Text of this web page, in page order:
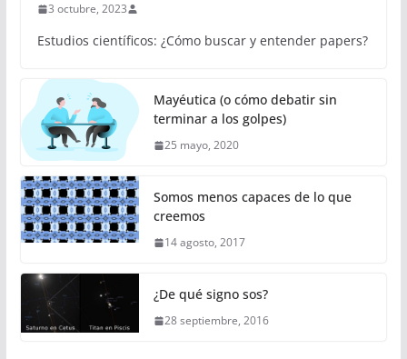
3 octubre, 2023
Estudios científicos: ¿Cómo buscar y entender papers?
Mayéutica (o cómo debatir sin
terminar a los golpes)
25 mayo, 2020
Somos menos capaces de lo que
creemos
14 agosto, 2017
¿De qué signo sos?
28 septiembre, 2016